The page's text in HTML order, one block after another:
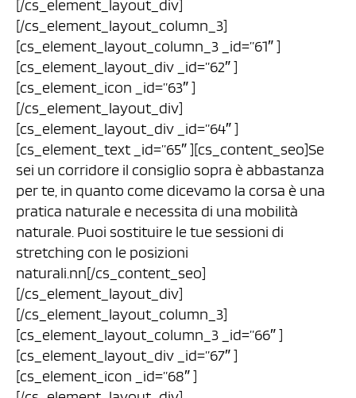
[/cs_element_layout_div]
[/cs_element_layout_column_3]
[cs_element_layout_column_3 _id=”61″ ]
[cs_element_layout_div _id=”62″ ]
[cs_element_icon _id=”63″ ]
[/cs_element_layout_div]
[cs_element_layout_div _id=”64″ ]
[cs_element_text _id=”65″ ][cs_content_seo]Se
sei un corridore il consiglio sopra è abbastanza
per te, in quanto come dicevamo la corsa è una
pratica naturale e necessita di una mobilità
naturale. Puoi sostituire le tue sessioni di
stretching con le posizioni
naturali.nn[/cs_content_seo]
[/cs_element_layout_div]
[/cs_element_layout_column_3]
[cs_element_layout_column_3 _id=”66″ ]
[cs_element_layout_div _id=”67″ ]
[cs_element_icon _id=”68″ ]